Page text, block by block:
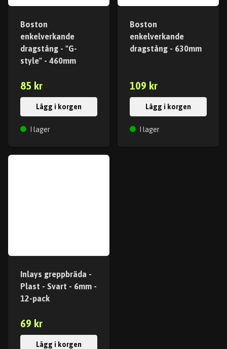
Boston
enkelverkande
dragstång - "G-
style" - 460mm
85 kr
Lägg i korgen
I lager
Boston
enkelverkande
dragstång - 630mm
109 kr
Lägg i korgen
I lager
Inlays greppbräda -
Plast - Svart - 6mm -
12-pack
69 kr
Lägg i korgen